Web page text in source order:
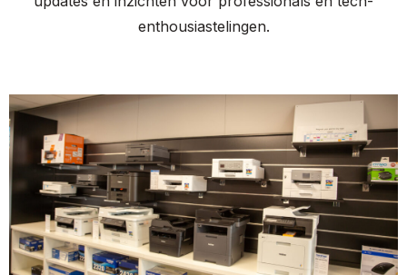
enthousiastelingen.